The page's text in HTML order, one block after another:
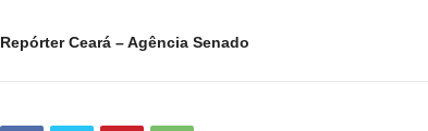
Repórter Ceará – Agência Senado